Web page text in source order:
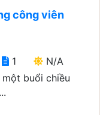
công viên
1
N/A
buổi chiều